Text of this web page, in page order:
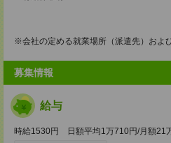
※会社の定める就業場所（派遣先）およ
募集情報
給与
時給1530円 日額平均1万710円/月額21